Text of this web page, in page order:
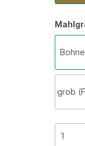
Bohne
grob